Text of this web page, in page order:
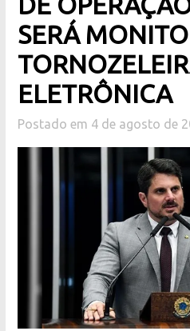
SERÁ
ELETRÔNICA
Postado em 4 de agosto de